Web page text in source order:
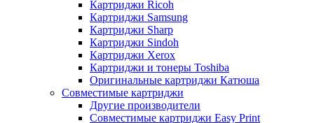
Картриджи Ricoh
Картриджи Samsung
Картриджи Sharp
Картриджи Sindoh
Картриджи Xerox
Картриджи и тонеры Toshiba
Оригинальные картриджи Катюша
Совместимые картриджи
Другие производители
Совместимые картриджи Easy Print